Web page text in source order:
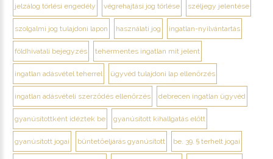
jelzálog törlési engedély végrehajtási jog törlése széljegy jelentése
szolgalmi jog tulajdoni lapon használati jog ingatlan-nyilvántartás
földhivatali bejegyzés tehermentes ingatlan mit jelent
ingatlan adásvétel teherrel ügyvéd tulajdoni lap ellenőrzés
ingatlan adásvételi szerződés ellenőrzés debrecen ingatlan ügyvéd
gyanúsítottként idéztek be gyanúsított kihallgatás előtt
gyanúsított jogai büntetőeljárás gyanúsított be. 39. § terhelt jogai